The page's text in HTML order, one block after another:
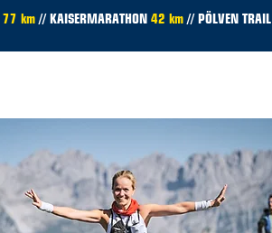
77 km// KAISERMARATHON 42 km// PÖLVEN TRAIL